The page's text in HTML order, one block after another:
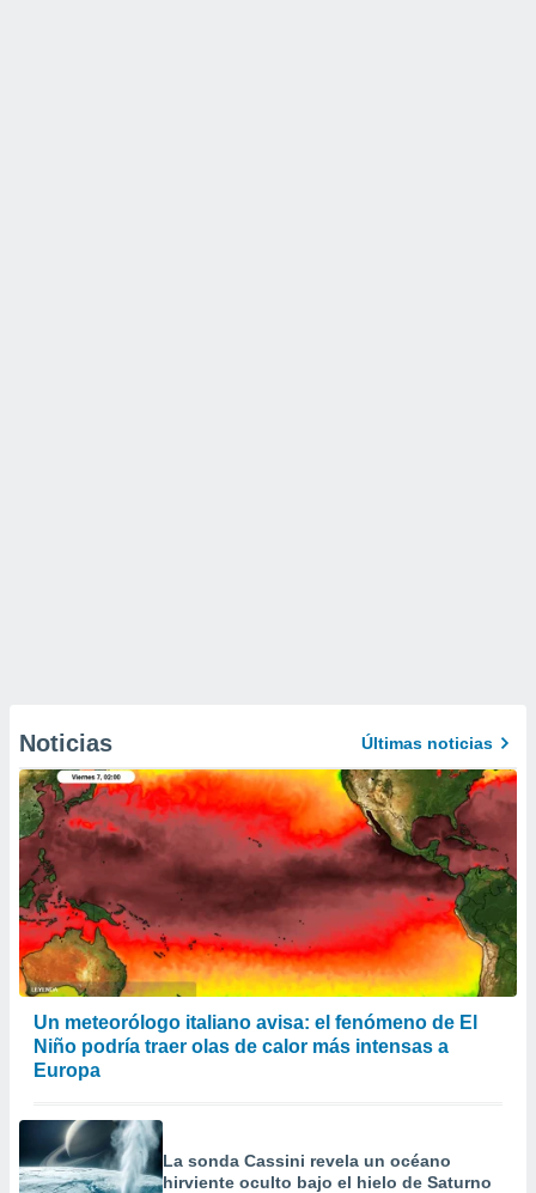
Noticias Últimas noticias
Un meteorólogo italiano avisa: el fenómeno de El
Niño podría traer olas de calor más intensas a
Europa
La sonda Cassini revela un océano
hirviente oculto bajo el hielo de Saturno